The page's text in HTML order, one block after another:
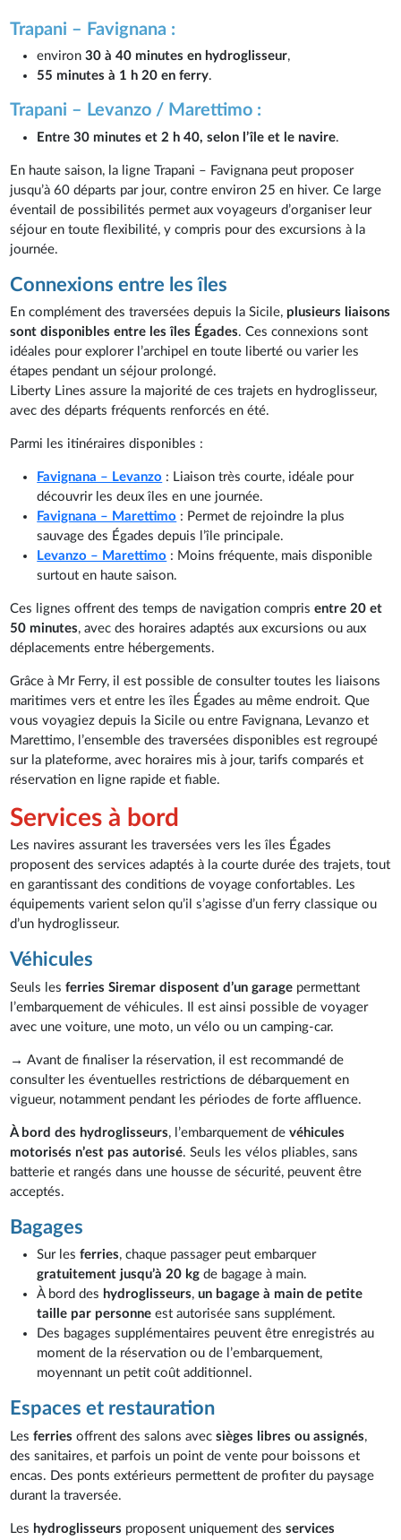
Trapani – Favignana :
environ30 à 40 minutes en hydroglisseur,
55 minutes à 1 h 20 en ferry.
Trapani – Levanzo / Marettimo :
Entre 30 minutes et 2 h 40, selon l’île et le navire.
En haute saison, la ligne Trapani – Favignana peut proposer
jusqu’à 60 départs par jour, contre environ 25 en hiver. Ce large
éventail de possibilités permet aux voyageurs d’organiser leur
séjour en toute flexibilité, y compris pour des excursions à la
journée.
Connexions entre les îles
En complément des traversées depuis la Sicile, plusieurs liaisons
sont disponibles entre les îles Égades. Ces connexions sont
idéales pour explorer l’archipel en toute liberté ou varier les
étapes pendant un séjour prolongé.
Liberty Lines assure la majorité de ces trajets en hydroglisseur,
avec des départs fréquents renforcés en été.
Parmi les itinéraires disponibles :
Favignana – Levanzo : Liaison très courte, idéale pour
découvrir les deux îles en une journée.
Favignana – Marettimo : Permet de rejoindre la plus
sauvage des Égades depuis l’île principale.
Levanzo – Marettimo : Moins fréquente, mais disponible
surtout en haute saison.
Ces lignes offrent des temps de navigation comprisentre 20 et
50 minutes, avec des horaires adaptés aux excursions ou aux
déplacements entre hébergements.
Grâce à Mr Ferry, il est possible de consulter toutes les liaisons
maritimes vers et entre les îles Égades au même endroit. Que
vous voyagiez depuis la Sicile ou entre Favignana, Levanzo et
Marettimo, l’ensemble des traversées disponibles est regroupé
sur la plateforme, avec horaires mis à jour, tarifs comparés et
réservation en ligne rapide et fiable.
Services à bord
Les navires assurant les traversées vers les îles Égades
proposent des services adaptés à la courte durée des trajets, tout
en garantissant des conditions de voyage confortables. Les
équipements varient selon qu’il s’agisse d’un ferry classique ou
d’un hydroglisseur.
Véhicules
Seuls lesferries Siremar disposent d’un garage permettant
l’embarquement de véhicules. Il est ainsi possible de voyager
avec une voiture, une moto, un vélo ou un camping-car.
→Avant de finaliser la réservation, il est recommandé de
consulter les éventuelles restrictions de débarquement en
vigueur, notamment pendant les périodes de forte affluence.
À bord des hydroglisseurs, l’embarquement devéhicules
motorisés n’est pas autorisé. Seuls les vélos pliables, sans
batterie et rangés dans une housse de sécurité, peuvent être
acceptés.
Bagages
Sur lesferries, chaque passager peut embarquer
gratuitement jusqu’à 20 kgde bagage à main.
À bord des hydroglisseurs,un bagage à main de petite
taille par personne est autorisée sans supplément.
Des bagages supplémentaires peuvent être enregistrés au
moment de la réservation ou de l’embarquement,
moyennant un petit coût additionnel.
Espaces et restauration
Lesferriesoffrent des salons avecsièges libres ou assignés,
des sanitaires, et parfois un point de vente pour boissons et
encas. Des ponts extérieurs permettent de profiter du paysage
durant la traversée.
Les hydroglisseurs proposent uniquement desservices